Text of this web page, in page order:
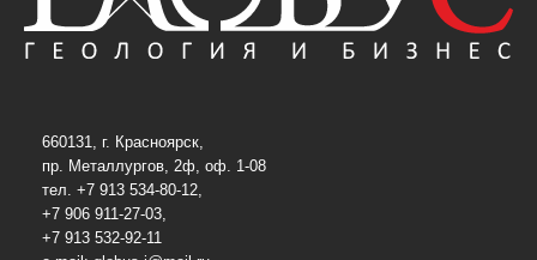
660131, г. Красноярск,
пр. Металлургов, 2ф, оф. 1-08
тел. +7 913 534-80-12,
+7 906 911-27-03,
+7 913 532-92-11